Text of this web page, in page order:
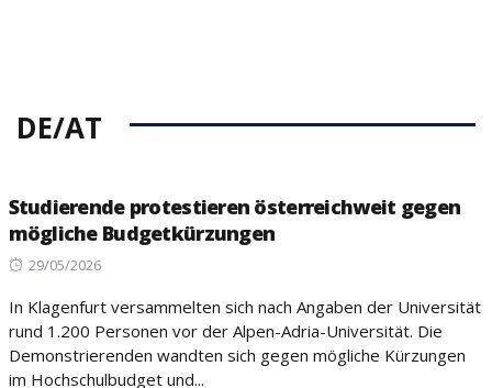
DE/AT
Studierende protestieren österreichweit gegen
mögliche Budgetkürzungen
Posted
29/05/2026
In Klagenfurt versammelten sich nach Angaben der Universität
rund 1.200 Personen vor der Alpen-Adria-Universität. Die
Demonstrierenden wandten sich gegen mögliche Kürzungen
im Hochschulbudget und...